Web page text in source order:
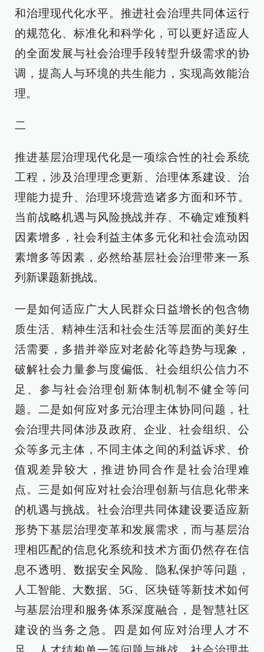
和治理现代化水平。推进社会治理共同体运行
的规范化、标准化和科学化，可以更好适应人
的全面发展与社会治理手段转型升级需求的协
调，提高人与环境的共生能力，实现高效能治
理。
二
推进基层治理现代化是一项综合性的社会系统
工程，涉及治理理念更新、治理体系建设、治
理能力提升、治理环境营造诸多方面和环节。
当前战略机遇与风险挑战并存、不确定难预料
因素增多，社会利益主体多元化和社会流动因
素增多等因素，必然给基层社会治理带来一系
列新课题新挑战。
一是如何适应广大人民群众日益增长的包含物
质生活、精神生活和社会生活等层面的美好生
活需要，多措并举应对老龄化等趋势与现象，
破解社会力量参与度偏低、社会组织公信力不
足、参与社会治理创新体制机制不健全等问
题。二是如何应对多元治理主体协同问题，社
会治理共同体涉及政府、企业、社会组织、公
众等多元主体，不同主体之间的利益诉求、价
值观差异较大，推进协同合作是社会治理难
点。三是如何应对社会治理创新与信息化带来
的机遇与挑战。社会治理共同体建设要适应新
形势下基层治理变革和发展需求，而与基层治
理相匹配的信息化系统和技术方面仍然存在信
息不透明、数据安全风险、隐私保护等问题，
人工智能、大数据、5G、区块链等新技术如何
与基层治理和服务体系深度融合，是智慧社区
建设的当务之急。四是如何应对治理人才不